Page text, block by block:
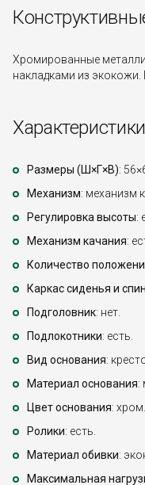
Хромированные
накладками из
Размеры (Ш×Г×В):
Механизм: механизм
Регулировка высоты:
Механизм качания:
Количество
Каркас сиденья и
Подголовник: нет.
Подлокотники: есть.
Вид основания:
Материал основания:
Цвет основания: хром.
Ролики: есть.
Материал обивки:
Максимальная